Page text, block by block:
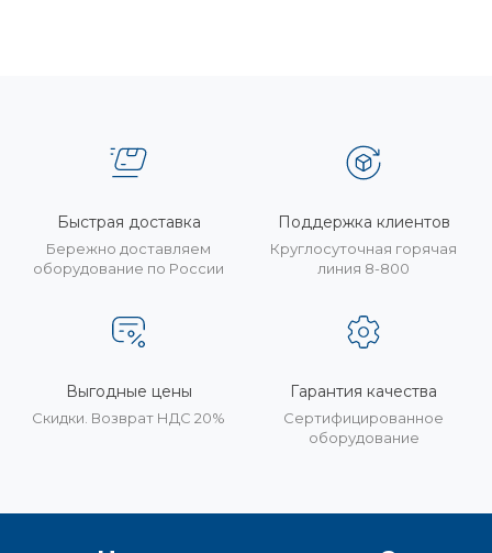
Быстрая доставка
Бережно доставляем
оборудование по России
Поддержка клиентов
Круглосуточная горячая
линия 8-800
Выгодные цены
Скидки. Возврат НДС 20%
Гарантия качества
Сертифицированное
оборудование